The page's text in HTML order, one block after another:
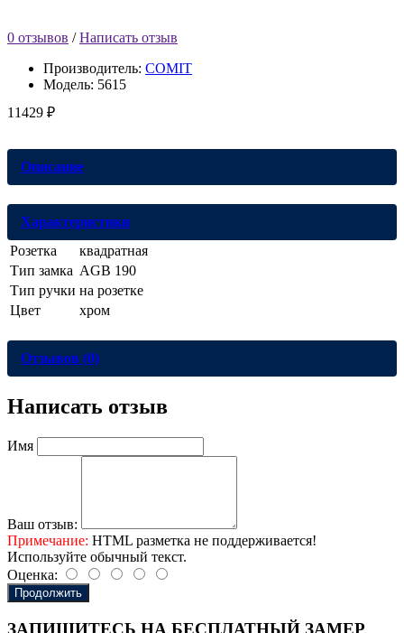
0 отзывов /Написать отзыв
Производитель: COMIT
Модель: 5615
11429 ₽
Описание
Характеристики
Розетка
квадратная
Тип замка AGB 190
Тип ручки на розетке
Цвет
хром
Отзывов (0)
Написать отзыв
Имя
Ваш отзыв:
Примечание: HTML разметка не поддерживается!
Используйте обычный текст.
Оценка:
Продолжить
ЗАПИШИТЕСЬ НА БЕСПЛАТНЫЙ ЗАМЕР